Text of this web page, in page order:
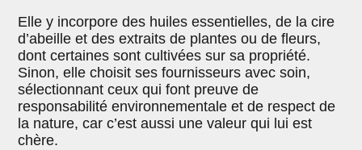
Elle y incorpore des huiles essentielles, de la cire
d’abeille et des extraits de plantes ou de fleurs,
dont certaines sont cultivées sur sa propriété.
Sinon, elle choisit ses fournisseurs avec soin,
sélectionnant ceux qui font preuve de
responsabilité environnementale et de respect de
la nature, car c’est aussi une valeur qui lui est
chère.